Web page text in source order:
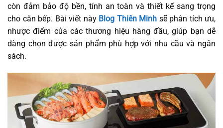
còn đảm bảo độ bền, tính an toàn và thiết kế sang trọng
cho căn bếp. Bài viết này Blog Thiên Minh sẽ phân tích ưu,
nhược điểm của các thương hiệu hàng đầu, giúp bạn dễ
dàng chọn được sản phẩm phù hợp với nhu cầu và ngân
sách.